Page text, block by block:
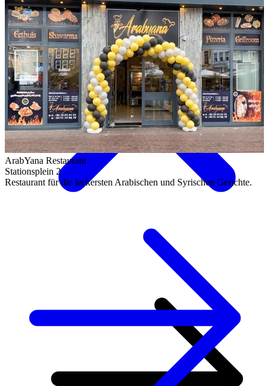
Stadtwanderung
Museums- und Denkmälerroute
Planen Sie Ihren Besuch
ArabYana Restaurant
Stationsplein 2
Restaurant für die leckersten Arabischen und Syrischen Gerichte.